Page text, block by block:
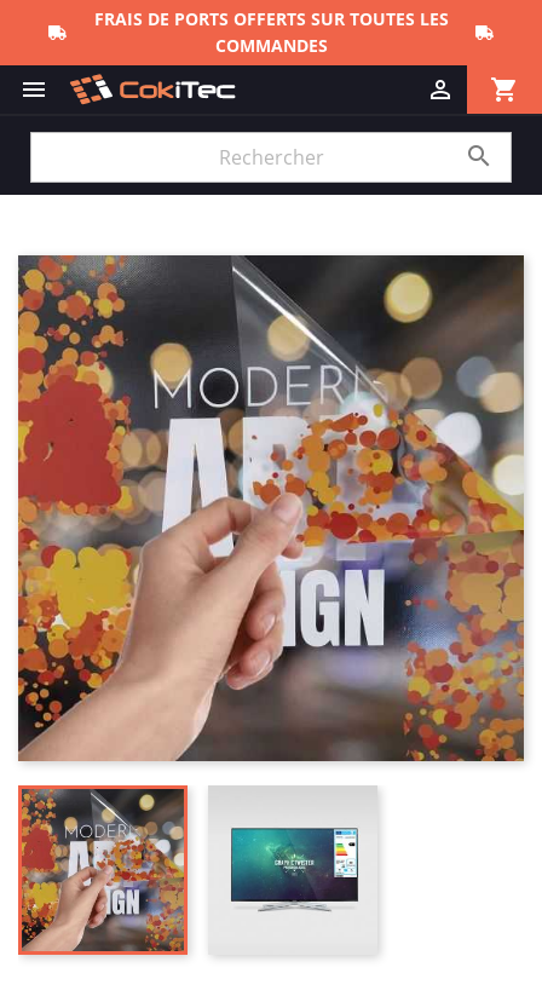
FRAIS DE PORTS OFFERTS SUR TOUTES LES
COMMANDES
 shopping_cart

